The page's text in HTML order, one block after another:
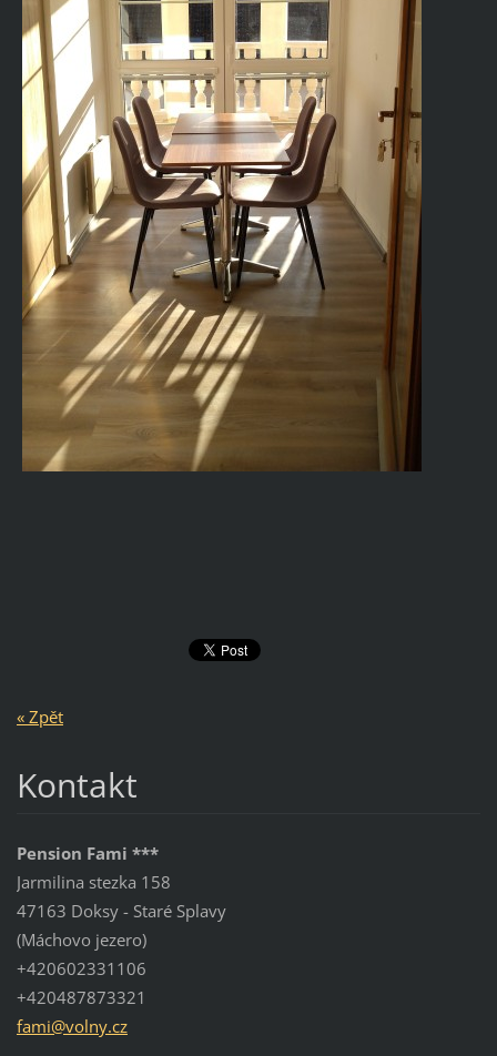
« Zpět
Kontakt
Pension Fami ***
Jarmilina stezka 158
47163 Doksy - Staré Splavy
(Máchovo jezero)
+420602331106
+420487873321
fami@volny.cz